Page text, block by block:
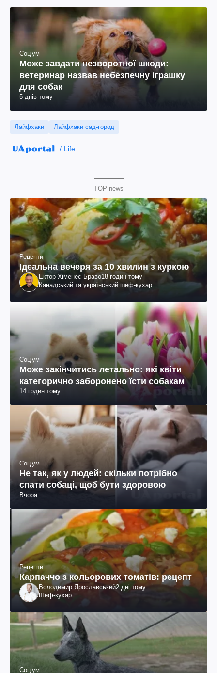
Соціум
Може завдати незворотної шкоди:
ветеринар назвав небезпечну іграшку
для собак
5 днів тому
Лайфхаки Лайфхаки сад-город
Life
TOP news
Рецепти
Ідеальна вечеря за 10 хвилин з куркою
Ектор Хіменес-Браво18 годин тому
Канадський та український шеф-кухар
Соціум
Може закінчитись летально: які квіти
категорично заборонено їсти собакам
14 годин тому
Соціум
Не так, як у людей: скільки потрібно
спати собаці, щоб бути здоровою
Вчора
Рецепти
Карпаччо з кольорових томатів: рецепт
Володимир Ярославський2 дні тому
Шеф-кухар
Соціум